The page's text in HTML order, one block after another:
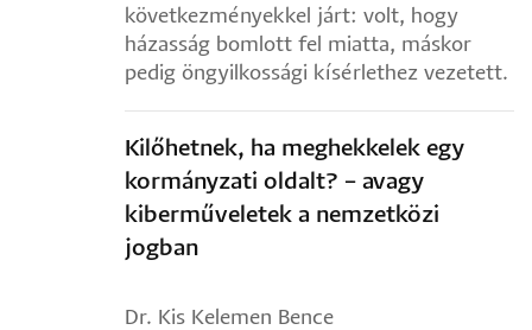
következményekkel járt: volt, hogy
házasság bomlott fel miatta, máskor
pedig öngyilkossági kísérlethez vezetett.
Kilőhetnek, ha meghekkelek egy
kormányzati oldalt? – avagy
kiberműveletek a nemzetközi
jogban
Dr. Kis Kelemen Bence